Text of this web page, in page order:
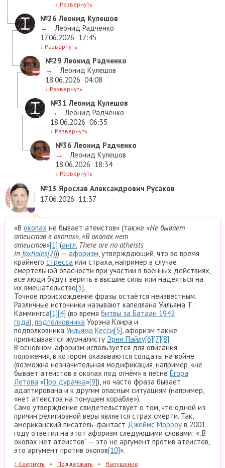
↓ Развернуть
№26 Леонид Кулешов
→
Леонид Радченко
17.06.2026 17:45
↓ Развернуть
№29 Леонид Радченко
→
Леонид Кулешов
18.06.2026 04:08
↓ Развернуть
№31 Леонид Кулешов
→
Леонид Радченко
18.06.2026 06:35
↓ Развернуть
№36 Леонид Радченко
→
Леонид Кулешов
18.06.2026 18:34
↓ Развернуть
№13 Ярослав Александрович Русаков
17.06.2026 11:37
«В окопах не бывает атеистов» (также «Не бывает
атеистов в окопах»,«В окопах нет
атеистов»[1] (англ. There are no atheists
in foxholes[2])) — афоризм, утверждающий, что во время
крайнего стресса или страха, например в случае
смертельной опасности при участии в военных действиях,
все люди будут верить в высшие силы или надеяться на
их вмешательство[3].
Точное происхождение фразы остаётся неизвестным.
Различные источники называют капеллана Уильяма Т.
Каммингса[1][4] (во время битвы за Батаан 1942
года),подполковника Уорэна Клира и
подполковника Уильяма Кесси[5], афоризм также
приписывается журналисту Эрни Пайлу[6][7][8].
В основном, афоризм используется для описания
положения, в котором оказываются солдаты на войне
(возможна незначительная модификация, например, «не
бывает атеистов в окопах под огнём» в песне Егора
Летова «Про дурачка»[9]), но часто фраза бывает
адаптирована и к другим опасным ситуациям (например,
«нет атеистов на тонущем корабле»).
Само утверждение свидетельствует о том, что одной из
причин религиозной веры является страх смерти. Так,
американский писатель-фантаст Джеймс Морроу в 2001
году ответил на этот афоризм следующими словами: «„В
окопах нет атеистов“ — это не аргумент против атеистов,
это аргумент против окопов[10]».
↑ Свернуть • Поддержать • Нарушение